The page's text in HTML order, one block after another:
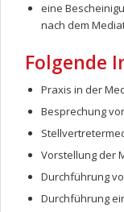
eine
nach dem
Folgende
Praxis in der
Besprechung
Vorstellung der
Durchführung
Durchführung